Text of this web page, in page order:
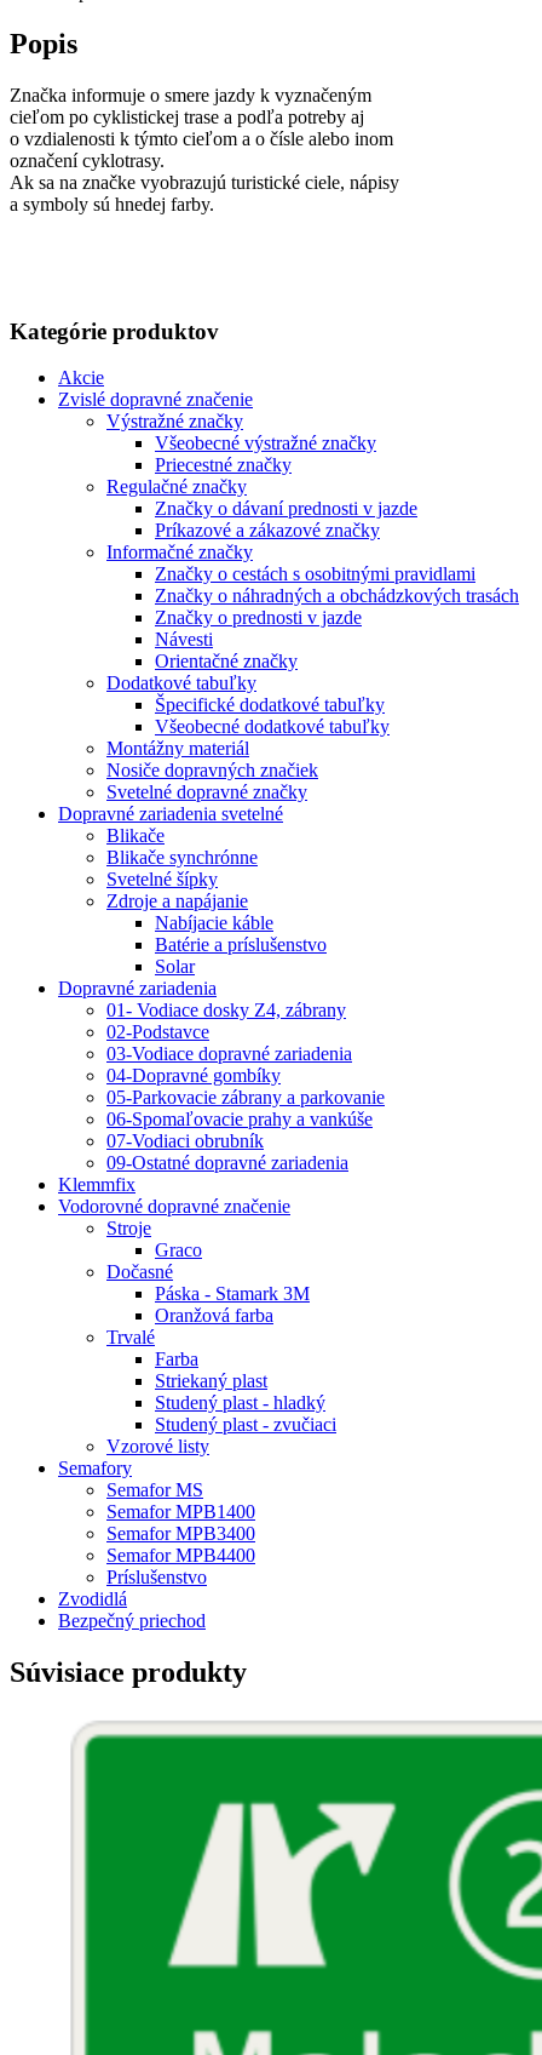
Popis
Značka informuje o smere jazdy k vyznačeným
cieľom po cyklistickej trase a podľa potreby aj
o vzdialenosti k týmto cieľom a o čísle alebo inom
označení cyklotrasy.
Ak sa na značke vyobrazujú turistické ciele, nápisy
a symboly sú hnedej farby.
Kategórie produktov
Akcie
Zvislé dopravné značenie
Výstražné značky
Všeobecné výstražné značky
Priecestné značky
Regulačné značky
Značky o dávaní prednosti v jazde
Príkazové a zákazové značky
Informačné značky
Značky o cestách s osobitnými pravidlami
Značky o náhradných a obchádzkových trasách
Značky o prednosti v jazde
Návesti
Orientačné značky
Dodatkové tabuľky
Špecifické dodatkové tabuľky
Všeobecné dodatkové tabuľky
Montážny materiál
Nosiče dopravných značiek
Svetelné dopravné značky
Dopravné zariadenia svetelné
Blikače
Blikače synchrónne
Svetelné šípky
Zdroje a napájanie
Nabíjacie káble
Batérie a príslušenstvo
Solar
Dopravné zariadenia
01- Vodiace dosky Z4, zábrany
02-Podstavce
03-Vodiace dopravné zariadenia
04-Dopravné gombíky
05-Parkovacie zábrany a parkovanie
06-Spomaľovacie prahy a vankúše
07-Vodiaci obrubník
09-Ostatné dopravné zariadenia
Klemmfix
Vodorovné dopravné značenie
Stroje
Graco
Dočasné
Páska - Stamark 3M
Oranžová farba
Trvalé
Farba
Striekaný plast
Studený plast - hladký
Studený plast - zvučiaci
Vzorové listy
Semafory
Semafor MS
Semafor MPB1400
Semafor MPB3400
Semafor MPB4400
Príslušenstvo
Zvodidlá
Bezpečný priechod
Súvisiace produkty